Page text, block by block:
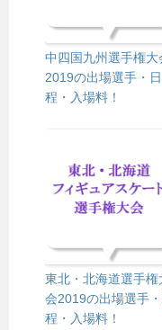
中四国九州選手権大
2019の出場選手・日
程・入場料！
東北・北海道選手権
会2019の出場選手
程・入場料！